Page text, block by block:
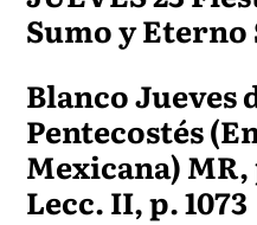
Sumo y
Blanco Jueves
Pentecostés
Mexicana) MR,
Lecc. II, p. 1073